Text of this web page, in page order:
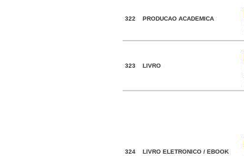
322 PRODUCAO ACADEMICA
323 LIVRO
324 LIVRO ELETRONICO / EBOOK